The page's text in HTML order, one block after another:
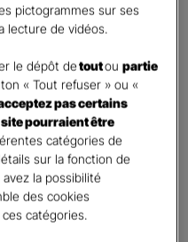
pictogrammes sur ses
lecture de vidéos.
le dépôt detoutoupartie
« Tout refuser » ou «
pas certains
pourraient être
catégories de
sur la fonction de
la possibilité
des cookies
ces catégories.